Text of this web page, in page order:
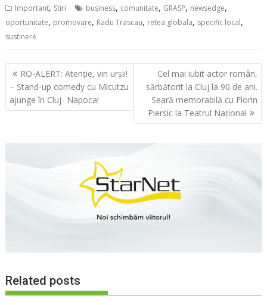
Important, Stiri business, comunitate, GRASP, newsedge,
oportunitate, promovare, Radu Trascau, retea globala, specific local,
sustinere
Navigare
în
articole
RO-ALERT: Atenție, vin urșii!
– Stand-up comedy cu Micutzu
ajunge în Cluj- Napoca!
Cel mai iubit actor român,
sărbătorit la Cluj la 90 de ani.
Seară memorabilă cu Florin
Piersic la Teatrul Național
Related posts